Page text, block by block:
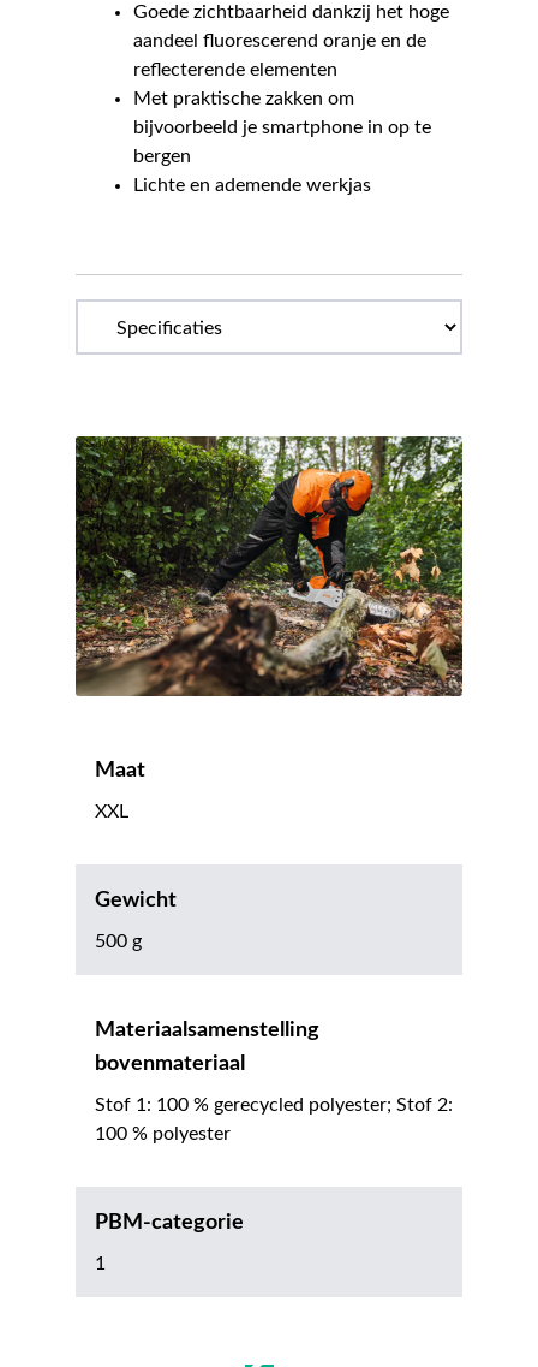
Goede zichtbaarheid dankzij het hoge
aandeel fluorescerend oranje en de
reflecterende elementen
Met praktische zakken om
bijvoorbeeld je smartphone in op te
bergen
Lichte en ademende werkjas
Maat
XXL
Gewicht
500 g
Materiaalsamenstelling
bovenmateriaal
Stof 1: 100 % gerecycled polyester; Stof 2:
100 % polyester
PBM-categorie
1